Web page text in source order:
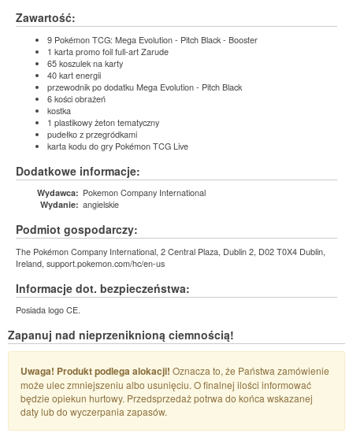
Zawartość:
9 Pokémon TCG: Mega Evolution - Pitch Black - Booster
1 karta promo foil full-art Zarude
65 koszulek na karty
40 kart energii
przewodnik po dodatku Mega Evolution - Pitch Black
6 kości obrażeń
kostka
1 plastikowy żeton tematyczny
pudełko z przegródkami
karta kodu do gry Pokémon TCG Live
Dodatkowe informacje:
Wydawca: Pokemon Company International
Wydanie: angielskie
Podmiot gospodarczy:
The Pokémon Company International, 2 Central Plaza, Dublin 2, D02 T0X4 Dublin,
Ireland, support.pokemon.com/hc/en-us
Informacje dot. bezpieczeństwa:
Posiada logo CE.
Zapanuj nad nieprzeniknioną ciemnością!
Uwaga! Produkt podlega alokacji! Oznacza to, że Państwa zamówienie
może ulec zmniejszeniu albo usunięciu. O finalnej ilości informować
będzie opiekun hurtowy. Przedsprzedaż potrwa do końca wskazanej
daty lub do wyczerpania zapasów.